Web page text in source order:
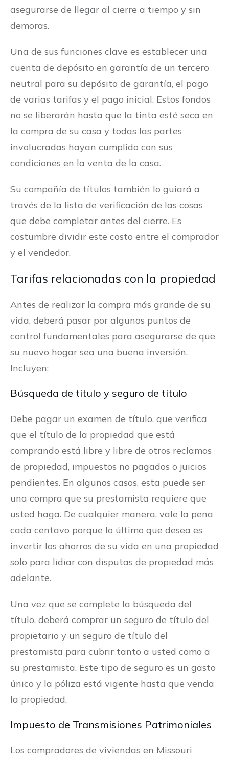
asegurarse de llegar al cierre a tiempo y sin
demoras.
Una de sus funciones clave es establecer una
cuenta de depósito en garantía de un tercero
neutral para su depósito de garantía, el pago
de varias tarifas y el pago inicial. Estos fondos
no se liberarán hasta que la tinta esté seca en
la compra de su casa y todas las partes
involucradas hayan cumplido con sus
condiciones en la venta de la casa.
Su compañía de títulos también lo guiará a
través de la lista de verificación de las cosas
que debe completar antes del cierre. Es
costumbre dividir este costo entre el comprador
y el vendedor.
Tarifas relacionadas con la propiedad
Antes de realizar la compra más grande de su
vida, deberá pasar por algunos puntos de
control fundamentales para asegurarse de que
su nuevo hogar sea una buena inversión.
Incluyen:
Búsqueda de título y seguro de título
Debe pagar un examen de título, que verifica
que el título de la propiedad que está
comprando está libre y libre de otros reclamos
de propiedad, impuestos no pagados o juicios
pendientes. En algunos casos, esta puede ser
una compra que su prestamista requiere que
usted haga. De cualquier manera, vale la pena
cada centavo porque lo último que desea es
invertir los ahorros de su vida en una propiedad
solo para lidiar con disputas de propiedad más
adelante.
Una vez que se complete la búsqueda del
título, deberá comprar un seguro de título del
propietario y un seguro de título del
prestamista para cubrir tanto a usted como a
su prestamista. Este tipo de seguro es un gasto
único y la póliza está vigente hasta que venda
la propiedad.
Impuesto de Transmisiones Patrimoniales
Los compradores de viviendas en Missouri